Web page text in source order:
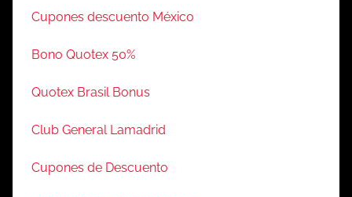
Cupones descuento México
Bono Quotex 50%
Quotex Brasil Bonus
Club General Lamadrid
Cupones de Descuento